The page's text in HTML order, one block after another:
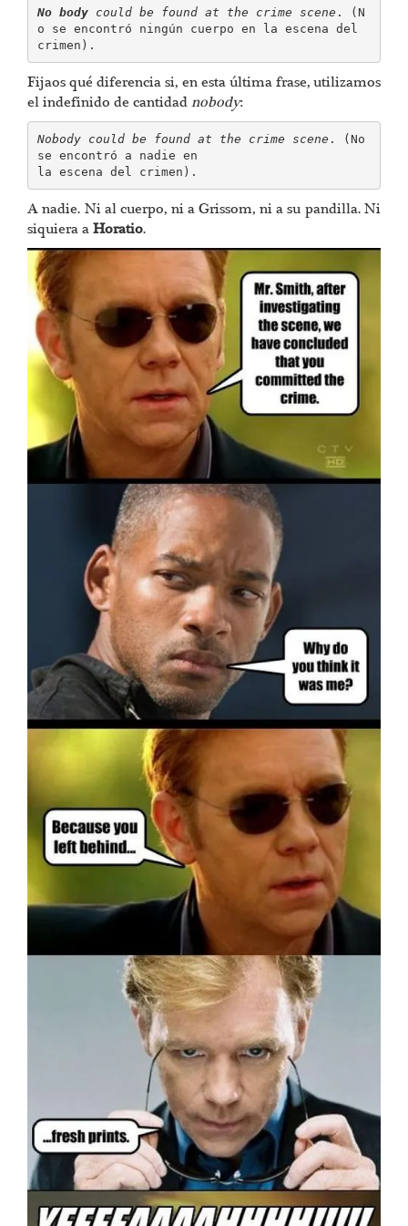
No body could be found at the crime scene . (N
o se encontró ningún cuerpo en la escena del
crimen).
Fijaos qué diferencia si, en esta última frase, utilizamos
el indefinido de cantidadnobody:
Nobody could be found at the crime scene . (No
se encontró a nadie en
la escena del crimen).
A nadie. Ni al cuerpo, ni a Grissom, ni a su pandilla. Ni
siquiera aHoratio.